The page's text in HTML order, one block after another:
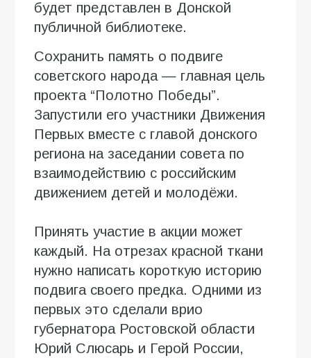
будет представлен в Донской
публичной библиотеке.
Сохранить память о подвиге
советского народа — главная цель
проекта “Полотно Победы”.
Запустили его участники Движения
Первых вместе с главой донского
региона на заседании совета по
взаимодействию с российским
движением детей и молодёжи.
Принять участие в акции может
каждый. На отрезах красной ткани
нужно написать короткую историю
подвига своего предка. Одними из
первых это сделали врио
губернатора Ростовской области
Юрий Слюсарь и Герой России,